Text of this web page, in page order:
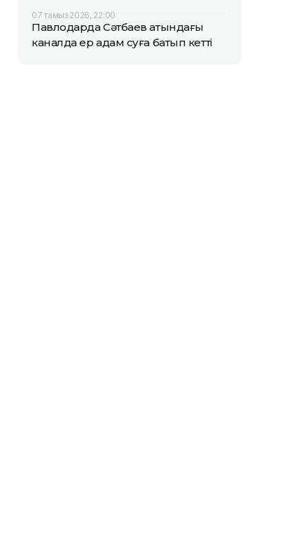
07 тамыз 2026, 22:00
Павлодарда Сәтбаев атындағы
каналда ер адам суға батып кетті